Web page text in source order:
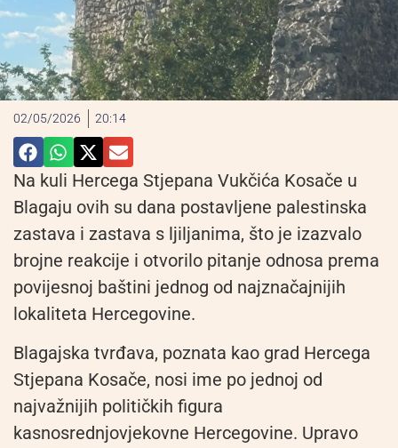
02/05/2026 20:14
Na kuli Hercega Stjepana Vukčića Kosače u
Blagaju ovih su dana postavljene palestinska
zastava i zastava s ljiljanima, što je izazvalo
brojne reakcije i otvorilo pitanje odnosa prema
povijesnoj baštini jednog od najznačajnijih
lokaliteta Hercegovine.
Blagajska tvrđava, poznata kao grad Hercega
Stjepana Kosače, nosi ime po jednoj od
najvažnijih političkih figura
kasnosrednjovjekovne Hercegovine. Upravo